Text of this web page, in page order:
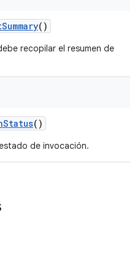
Summary()
recopilar el resumen de
Status()
de invocación.